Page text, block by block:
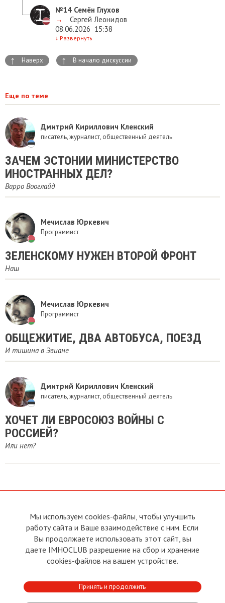
№14 Семён Глухов
→
Сергей Леонидов
08.06.2026 15:38
↓ Развернуть
↑ Наверх ↑ В начало дискуссии
Еще по теме
Дмитрий Кириллович Кленский
писатель, журналист, общественный деятель
ЗАЧЕМ ЭСТОНИИ МИНИСТЕРСТВО
ИНОСТРАННЫХ ДЕЛ?
Варро Вооглайд
Мечислав Юркевич
Программист
ЗЕЛЕНСКОМУ НУЖЕН ВТОРОЙ ФРОНТ
Наш
Мечислав Юркевич
Программист
ОБЩЕЖИТИЕ, ДВА АВТОБУСА, ПОЕЗД
И тишина в Эвиане
Дмитрий Кириллович Кленский
писатель, журналист, общественный деятель
ХОЧЕТ ЛИ ЕВРОСОЮЗ ВОЙНЫ С
РОССИЕЙ?
Или нет?
О сайте
Условия пользования
Политика конфиденциальности
Прямая связь с
Председателем
Прямая связь c членами клуба
Реклама
Контакты
Club
Мы используем cookies-файлы, чтобы улучшить
работу сайта и Ваше взаимодействие с ним. Если
Вы продолжаете использовать этот сайт, вы
даете IMHOCLUB разрешение на сбор и хранение
cookies-файлов на вашем устройстве.
Принять и продолжить